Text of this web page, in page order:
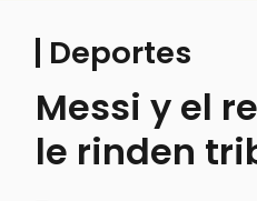
Deportes
Messi y el
le rinden